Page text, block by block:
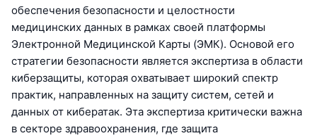
обеспечения безопасности и целостности
медицинских данных в рамках своей платформы
Электронной Медицинской Карты (ЭМК). Основой его
стратегии безопасности является экспертиза в области
киберзащиты, которая охватывает широкий спектр
практик, направленных на защиту систем, сетей и
данных от кибератак. Эта экспертиза критически важна
в секторе здравоохранения, где защита